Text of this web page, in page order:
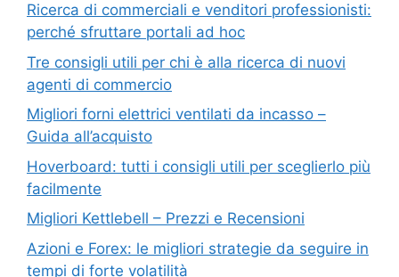
Ricerca di commerciali e venditori professionisti:
perché sfruttare portali ad hoc
Tre consigli utili per chi è alla ricerca di nuovi
agenti di commercio
Migliori forni elettrici ventilati da incasso –
Guida all’acquisto
Hoverboard: tutti i consigli utili per sceglierlo più
facilmente
Migliori Kettlebell – Prezzi e Recensioni
Azioni e Forex: le migliori strategie da seguire in
tempi di forte volatilità